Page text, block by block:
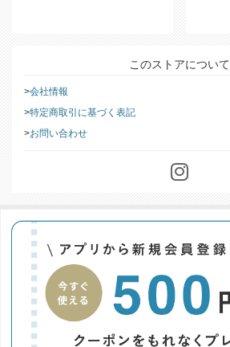
このストアについて
会社情報
特定商取引に基づく表記
お問い合わせ